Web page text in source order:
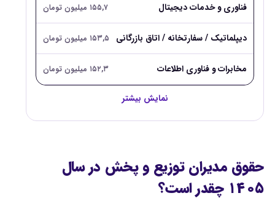
فناوری و خدمات دیجیتال ۱۵۵,۷ میلیون تومان
دیپلماتیک / سفارتخانه / اتاق بازرگانی ۱۵۳,۵ میلیون تومان
مخابرات و فناوری اطلاعات ۱۵۲,۳ میلیون تومان
نمایش بیشتر
حقوق مدیران توزیع و پخش در سال
۱۴۰۵ چقدر است؟